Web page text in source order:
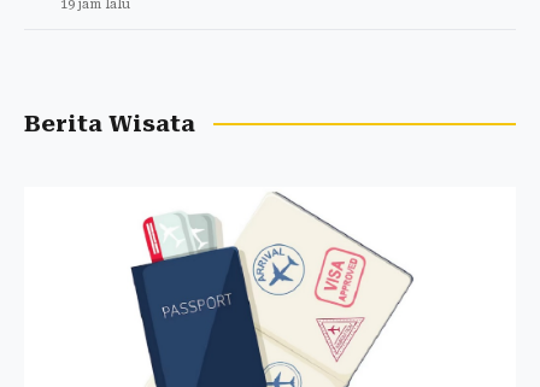
19 jam lalu
Berita Wisata